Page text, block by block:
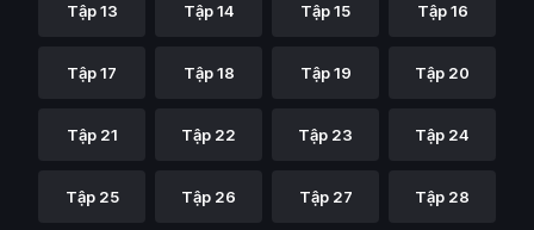
Tập 13 Tập 14 Tập 15 Tập 16
Tập 17 Tập 18 Tập 19 Tập 20
Tập 21 Tập 22 Tập 23 Tập 24
Tập 25 Tập 26 Tập 27 Tập 28